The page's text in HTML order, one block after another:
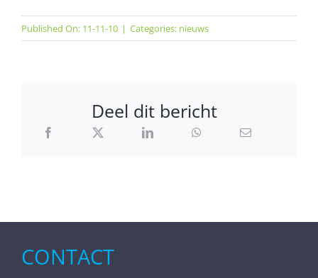
Published On: 11-11-10 | Categories: nieuws
Deel dit bericht
CONTACT